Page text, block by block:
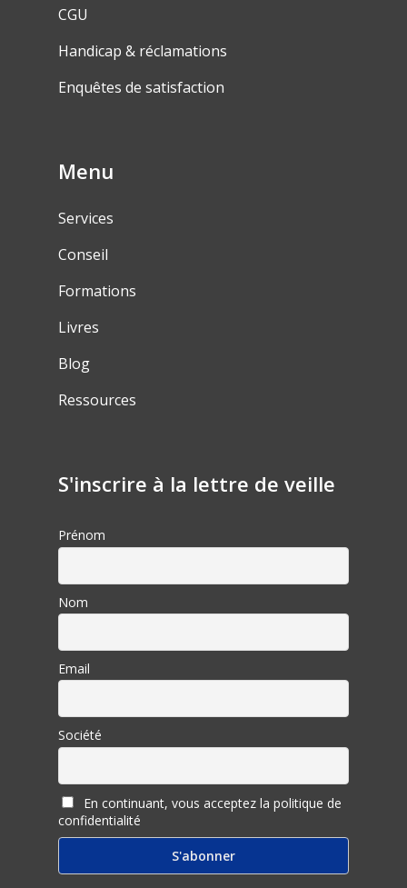
CGU
Handicap & réclamations
Enquêtes de satisfaction
Menu
Services
Conseil
Formations
Livres
Blog
Ressources
S'inscrire à la lettre de veille
Prénom
Nom
Email
Société
En continuant, vous acceptez la politique de
confidentialité